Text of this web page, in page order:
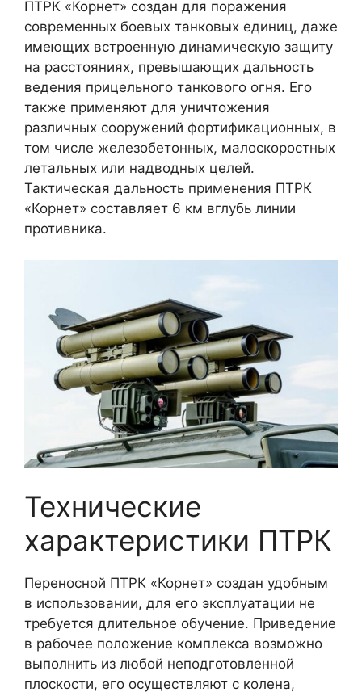
ПТРК «Корнет» создан для поражения
современных боевых танковых единиц, даже
имеющих встроенную динамическую защиту
на расстояниях, превышающих дальность
ведения прицельного танкового огня. Его
также применяют для уничтожения
различных сооружений фортификационных, в
том числе железобетонных, малоскоростных
летальных или надводных целей.
Тактическая дальность применения ПТРК
«Корнет» составляет 6 км вглубь линии
противника.
Технические
характеристики ПТРК
Переносной ПТРК «Корнет» создан удобным
в использовании, для его эксплуатации не
требуется длительное обучение. Приведение
в рабочее положение комплекса возможно
выполнить из любой неподготовленной
плоскости, его осуществляют с колена,